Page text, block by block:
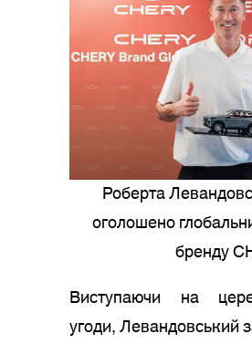
Роберта
оголошено
бренду
Виступаючи на
угоди, Левандовський